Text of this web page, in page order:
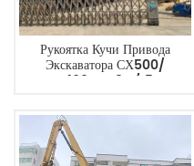
Рукоятка Кучи Привода
Экскаватора СХ500/
СХ460ХД 18М/15М
Стрела Изгиб 12 Градусов